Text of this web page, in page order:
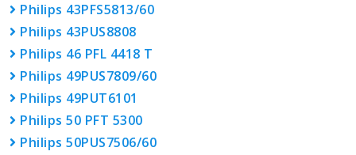
Philips 43PFS5813/60
Philips 43PUS8808
Philips 46 PFL 4418 T
Philips 49PUS7809/60
Philips 49PUT6101
Philips 50 PFT 5300
Philips 50PUS7506/60